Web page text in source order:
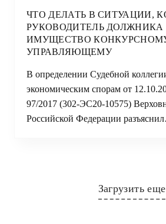
ЧТО ДЕЛАТЬ В СИТУАЦИИ,
РУКОВОДИТЕЛЬ ДОЛЖНИКА
ИМУЩЕСТВО
УПРАВЛЯЮЩЕМУ
В определении Судебной
экономическим спорам от
97/2017 (302-ЭС20-10575)
Российской Федерации
Загрузить еще